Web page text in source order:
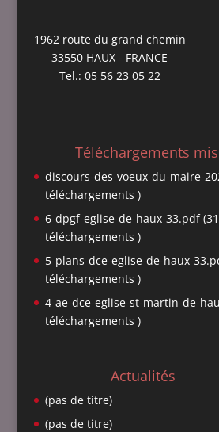
1962 route du grand chemin
33550 HAUX - FRANCE
Tel.: 05 56 23 05 22
Téléchargements
discours-des-voeux-du-maire-
téléchargements )
6-dpgf-eglise-de-haux-33.pdf
téléchargements )
5-plans-dce-eglise-de-haux-
téléchargements )
4-ae-dce-eglise-st-martin-de-
téléchargements )
Actualités
(pas de titre)
(pas de titre)